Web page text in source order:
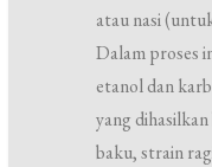
atau nasi
Dalam proses
etanol dan
yang
baku, strain